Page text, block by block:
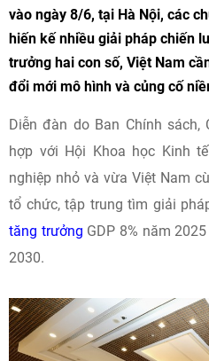
vào ngày 8/6, tại Hà Nội, các
hiến kế nhiều giải pháp chiến
trưởng hai con số, Việt Nam
đổi mới mô hình và củng cố
Diễn đàn do Ban Chính sách,
hợp với Hội Khoa học Kinh
nghiệp nhỏ và vừa Việt Nam
tổ chức, tập trung tìm giải
tăng trưởng GDP 8% năm
2030.